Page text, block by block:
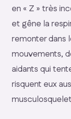
en « Z » très
et gêne la
remonter dans
mouvements,
aidants qui
risquent eux